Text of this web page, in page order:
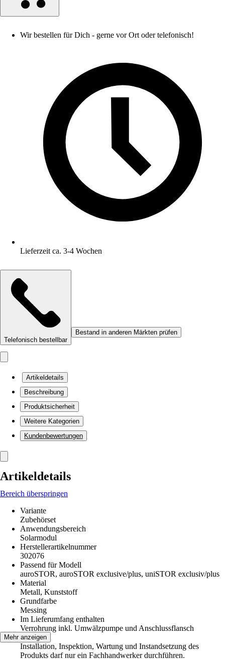
Wir bestellen für Dich - gerne vor Ort oder telefonisch!
Lieferzeit ca. 3-4 Wochen
Telefonisch bestellbar
Bestand in anderen Märkten prüfen
Artikeldetails
Beschreibung
Produktsicherheit
Weitere Kategorien
Kundenbewertungen
Artikeldetails
Bereich überspringen
Variante
Zubehörset
Anwendungsbereich
Solarmodul
Herstellerartikelnummer
302076
Passend für Modell
auroSTOR, auroSTOR exclusive/plus, uniSTOR exclusiv/plus
Material
Metall, Kunststoff
Grundfarbe
Messing
Im Lieferumfang enthalten
Verrohrung inkl. Umwälzpumpe und Anschlussflansch
Hinweis
Installation, Inspektion, Wartung und Instandsetzung des
Produkts darf nur ein Fachhandwerker durchführen.
Mehr anzeigen